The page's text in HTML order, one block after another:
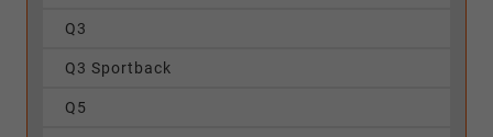
Q3
Q3 Sportback
Q5